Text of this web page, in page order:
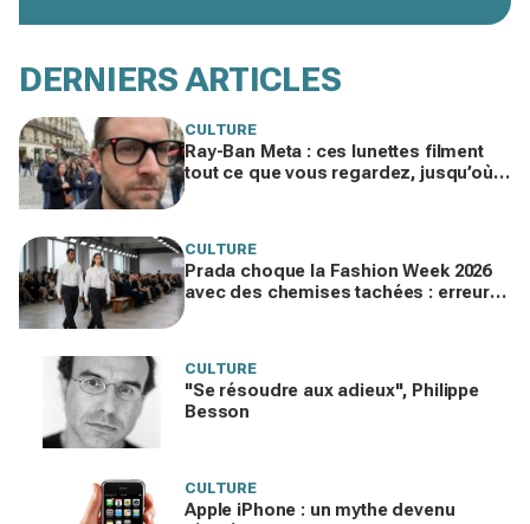
DERNIERS ARTICLES
CULTURE
Ray-Ban Meta : ces lunettes filment
tout ce que vous regardez, jusqu’où
CULTURE
Prada choque la Fashion Week 2026
avec des chemises tachées : erreur
CULTURE
"Se résoudre aux adieux", Philippe
Besson
CULTURE
Apple iPhone : un mythe devenu